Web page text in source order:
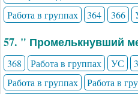
Работа в группах
364 366
57. " Промелькнувший
368 Работа в группах УС
Работа в группах
Работа в